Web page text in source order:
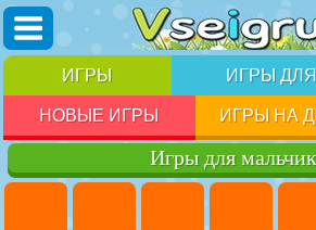
ИГРЫ ИГРЫ
НОВЫЕ ИГРЫ ИГРЫ НА
Игры для